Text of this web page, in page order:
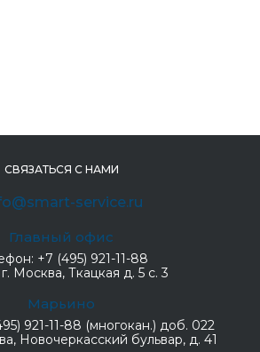
СВЯЗАТЬСЯ С НАМИ
service.ru
Главный офис
+7 (495) 921-11-88
г. Москва, Ткацкая д. 5 с. 3
Марьино
921-11-88 (многокан.) доб. 022
Новочеркасский бульвар, д. 41